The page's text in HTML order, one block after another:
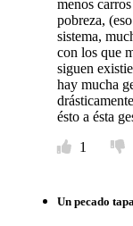
menos
pobreza,
sistema,
con los que
siguen
hay mucha
ésto a ésta
1
Un pecado